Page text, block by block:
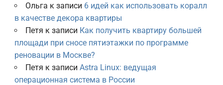
Ольга к записи 6 идей как использовать коралл
в качестве декора квартиры
Петя к записи Как получить квартиру большей
площади при сносе пятиэтажки по программе
реновации в Москве?
Петя к записи Astra Linux: ведущая
операционная система в России